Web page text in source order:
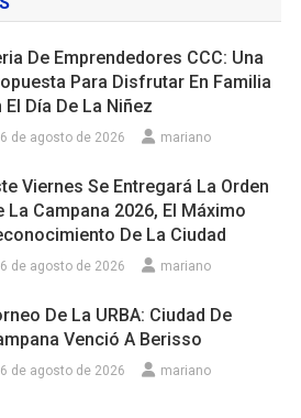
De Emprendedores CCC: Una
Para Disfrutar En Familia
El Día De La Niñez
6 de agosto de 2026 mariano
Viernes Se Entregará La Orden
La Campana 2026, El Máximo
De La Ciudad
6 de agosto de 2026 mariano
De La URBA: Ciudad De
Venció A Berisso
6 de agosto de 2026 mariano